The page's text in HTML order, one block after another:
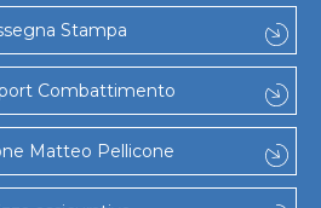
Stampa
Combattimento
Matteo Pellicone